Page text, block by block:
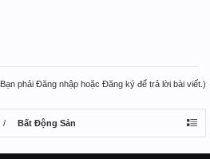
phải Đăng nhập hoặc Đăng ký để trả lời bài viết.)
Bất Động Sản